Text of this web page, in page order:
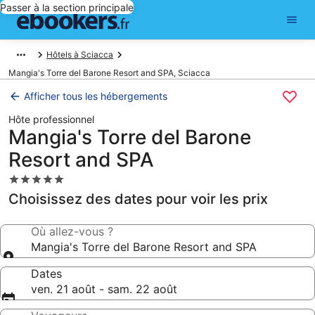
Passer à la section principale
Hôtels à Sciacca
Mangia's Torre del Barone Resort and SPA, Sciacca
Afficher tous les hébergements
Hôte professionnel
Mangia's Torre del Barone
Resort and SPA
Hébergement
5.0 étoiles
Choisissez des dates pour voir les prix
Où allez-vous ?
Mangia's Torre del Barone Resort and SPA
Dates
ven. 21 août - sam. 22 août